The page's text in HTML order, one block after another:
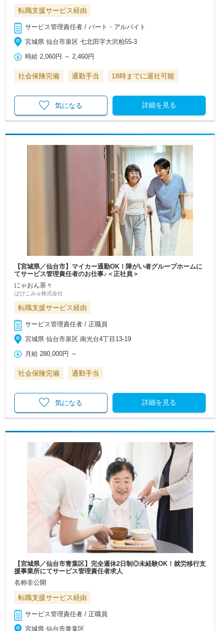
転職支援サービス経由
サービス管理責任者 / パート・アルバイト
宮城県 仙台市泉区 七北田字大沢柏55-3
時給 2,060円 ～2,460円
社会保険完備 通勤手当 18時までに退社可能
詳細を見る
気になる
【宮城県／仙台市】マイカー通勤OK！障がい者グループホームに
てサービス管理責任者のお仕事♪＜正社員＞
にゃおん茶々
ぱぴこみゅ株式会社
転職支援サービス経由
サービス管理責任者 / 正職員
宮城県 仙台市泉区 南光台4丁目13-19
月給 280,000円 ～
社会保険完備 通勤手当
詳細を見る
気になる
【宮城県／仙台市青葉区】完全週休2日制◎未経験OK！就労移行支
援事業所にてサービス管理責任者求人
名称非公開
転職支援サービス経由
サービス管理責任者 / 正職員
宮城県 仙台市青葉区